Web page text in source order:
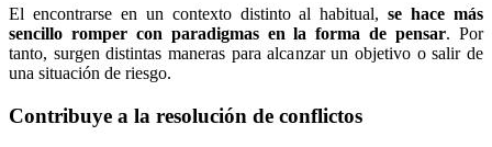
El encontrarse en un contexto distinto al habitual,se hace más
sencillo romper con paradigmas en la forma de pensar. Por
tanto, surgen distintas maneras para alcanzar un objetivo o salir de
una situación de riesgo.
Contribuye a la resolución de conflictos